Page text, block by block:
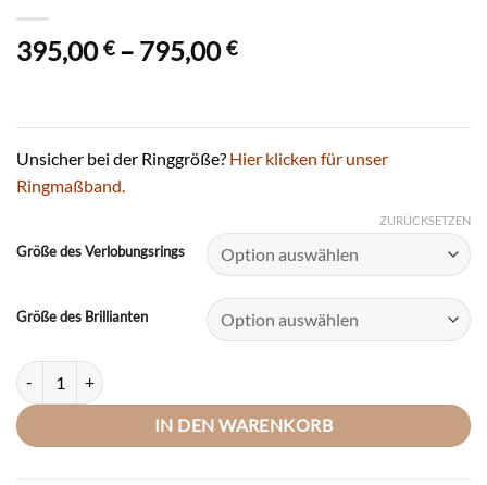
395,00€ – 795,00€Preisspanne:
795,00 €
Unsicher bei der Ringgröße? Hier klicken für unser
Ringmaßband.
Größe des Verlobungsrings
Größe des Brillianten
ZURÜCKSETZEN
DOOSTI Verlobungsring / Antragsring / Vorsteckring 585/-
IN DEN WARENKORB